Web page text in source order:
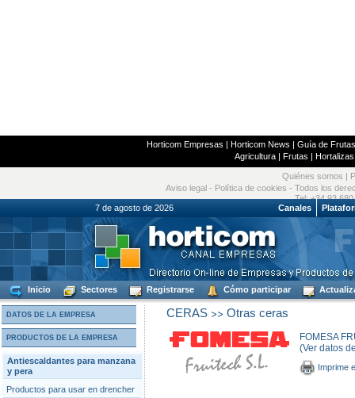
Horticom Empresas | Horticom News | Guía de
Agricultura| Frutas | Hortalizas
Quiénes somos
Aviso legal - Política de cookies - Todos los
Tel: +34 93
7 de agosto de 2026
Canales
Inicio Sectores Registrarse Cómo participar
DATOS DE LA EMPRESA
PRODUCTOS DE LA EMPRESA
Antiescaldantes para manzana
y pera
Productos para usar en drencher
CERAS>> Otras ceras
FOMESA
(Ver datos
Imprime